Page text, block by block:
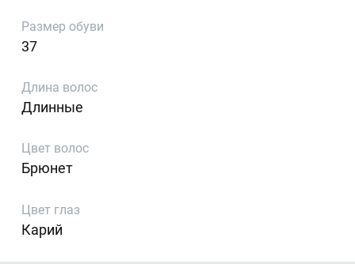
Размер обуви
37
Длина волос
Длинные
Цвет волос
Брюнет
Цвет глаз
Карий